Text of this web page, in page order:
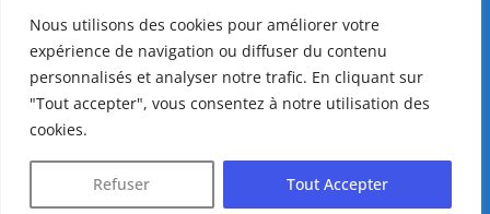
Nous utilisons des cookies pour améliorer votre
expérience de navigation ou diffuser du contenu
personnalisés et analyser notre trafic. En cliquant sur
"Tout accepter", vous consentez à notre utilisation des
cookies.
Refuser Tout Accepter